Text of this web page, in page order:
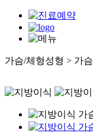
가슴/체형성형 > 가
- CDU가슴성형
- 마이크로텍스
- 물방울 가슴
- 지방이식 가